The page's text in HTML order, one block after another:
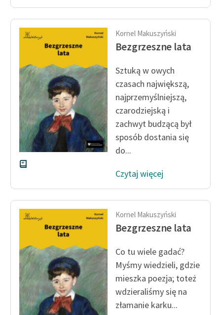
Kornel Makuszyński
Bezgrzeszne lata
Sztuką w owych
czasach największą,
najprzemyślniejszą,
czarodziejską i
zachwyt budzącą był
sposób dostania się
do...
Czytaj więcej
Kornel Makuszyński
Bezgrzeszne lata
Co tu wiele gadać?
Myśmy wiedzieli, gdzie
mieszka poezja; toteż
wdzieraliśmy się na
złamanie karku...